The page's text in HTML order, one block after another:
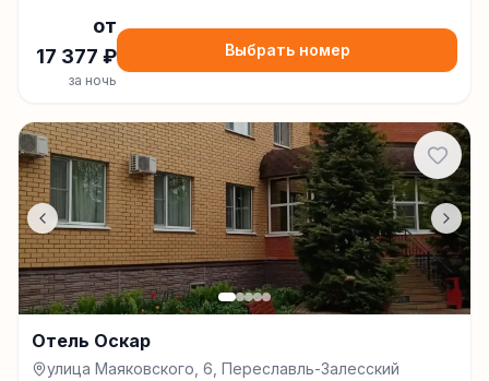
от
17 377 ₽
за ночь
Выбрать номер
Отель Оскар
улица Маяковского, 6, Переславль-Залесский